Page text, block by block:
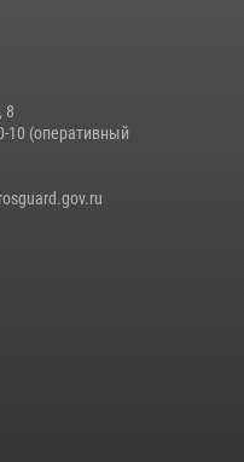
8
10 (оперативный